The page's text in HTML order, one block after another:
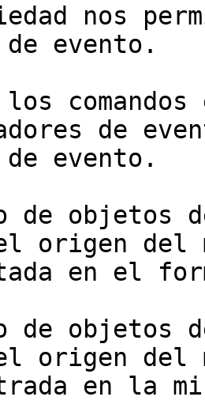
nos
de evento.
los
de
de evento.
de objetos
origen del
en el
de
origen del
en la